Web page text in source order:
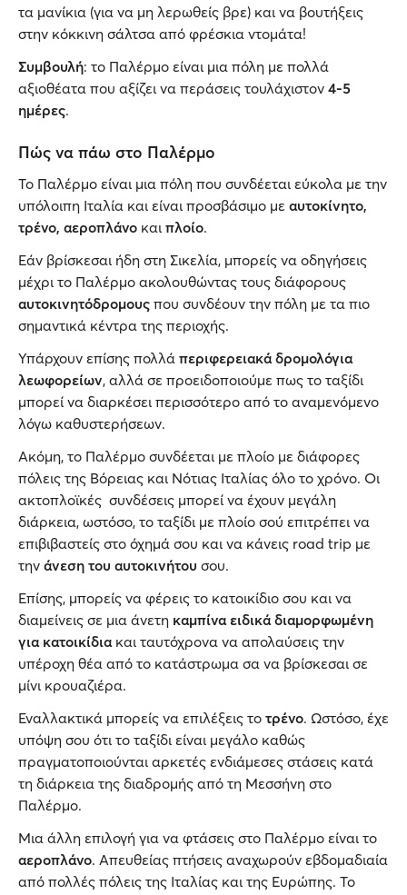
τα μανίκια (για να μη λερωθείς βρε) και να βουτήξεις
στην κόκκινη σάλτσα από φρέσκια ντομάτα!
Συμβουλή: το Παλέρμο είναι μια πόλη με πολλά
αξιοθέατα που αξίζει να περάσεις τουλάχιστον 4-5
ημέρες.
Πώς να πάω στο Παλέρμο
Το Παλέρμο είναι μια πόλη που συνδέεται εύκολα με την
υπόλοιπη Ιταλία και είναι προσβάσιμο με αυτοκίνητο,
τρένο, αεροπλάνο και πλοίο.
Εάν βρίσκεσαι ήδη στη Σικελία, μπορείς να οδηγήσεις
μέχρι το Παλέρμο ακολουθώντας τους διάφορους
αυτοκινητόδρομους που συνδέουν την πόλη με τα πιο
σημαντικά κέντρα της περιοχής.
Υπάρχουν επίσης πολλά περιφερειακά δρομολόγια
λεωφορείων, αλλά σε προειδοποιούμε πως το ταξίδι
μπορεί να διαρκέσει περισσότερο από το αναμενόμενο
λόγω καθυστερήσεων.
Ακόμη, το Παλέρμο συνδέεται με πλοίο με διάφορες
πόλεις της Βόρειας και Νότιας Ιταλίας όλο το χρόνο. Οι
ακτοπλοϊκές συνδέσεις μπορεί να έχουν μεγάλη
διάρκεια, ωστόσο, το ταξίδι με πλοίο σού επιτρέπει να
επιβιβαστείς στο όχημά σου και να κάνεις road trip με
την άνεση του αυτοκινήτου σoυ.
Επίσης, μπορείς να φέρεις το κατοικίδιο σου και να
διαμείνεις σε μια άνετη καμπίνα ειδικά διαμορφωμένη
για κατοικίδιακαι ταυτόχρονα να απολαύσεις την
υπέροχη θέα από το κατάστρωμα σα να βρίσκεσαι σε
μίνι κρουαζιέρα.
Εναλλακτικά μπορείς να επιλέξεις το τρένο. Ωστόσο, έχε
υπόψη σου ότι το ταξίδι είναι μεγάλο καθώς
πραγματοποιούνται αρκετές ενδιάμεσες στάσεις κατά
τη διάρκεια της διαδρομής από τη Μεσσήνη στο
Παλέρμο.
Μια άλλη επιλογή για να φτάσεις στο Παλέρμο είναι το
αεροπλάνο. Απευθείας πτήσεις αναχωρούν εβδομαδιαία
από πολλές πόλεις της Ιταλίας και της Ευρώπης. Το